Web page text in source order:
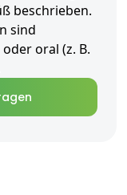
beschrieben.
sind
oral (z. B.